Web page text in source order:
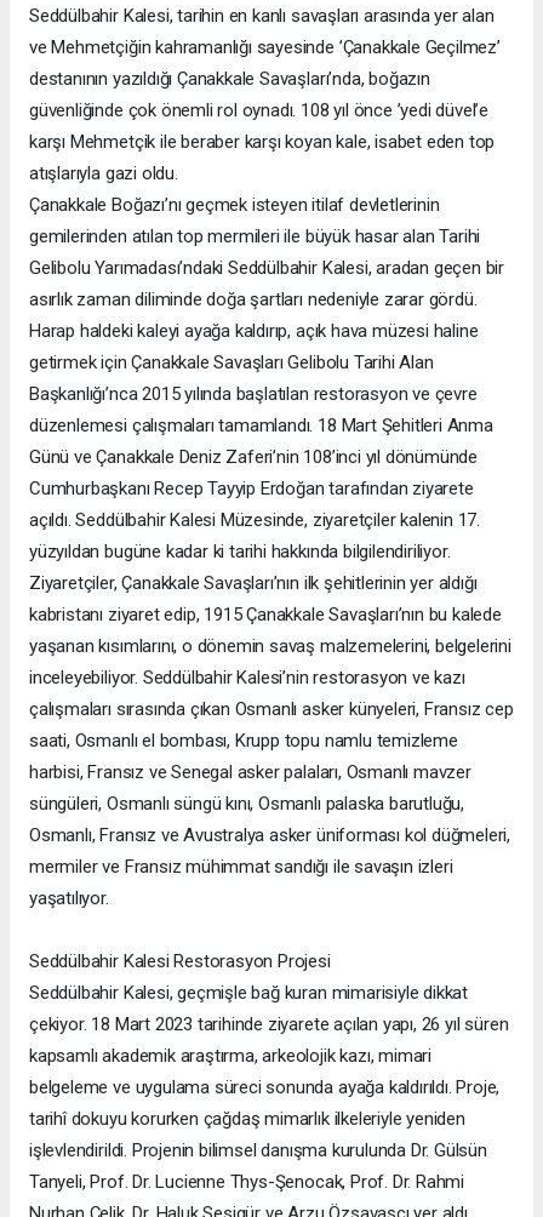
Seddülbahir Kalesi, tarihin en kanlı savaşları arasında yer alan
ve Mehmetçiğin kahramanlığı sayesinde ’Çanakkale Geçilmez’
destanının yazıldığı Çanakkale Savaşları’nda, boğazın
güvenliğinde çok önemli rol oynadı. 108 yıl önce ’yedi düvel’e
karşı Mehmetçik ile beraber karşı koyan kale, isabet eden top
atışlarıyla gazi oldu.
Çanakkale Boğazı’nı geçmek isteyen itilaf devletlerinin
gemilerinden atılan top mermileri ile büyük hasar alan Tarihi
Gelibolu Yarımadası’ndaki Seddülbahir Kalesi, aradan geçen bir
asırlık zaman diliminde doğa şartları nedeniyle zarar gördü.
Harap haldeki kaleyi ayağa kaldırıp, açık hava müzesi haline
getirmek için Çanakkale Savaşları Gelibolu Tarihi Alan
Başkanlığı’nca 2015 yılında başlatılan restorasyon ve çevre
düzenlemesi çalışmaları tamamlandı. 18 Mart Şehitleri Anma
Günü ve Çanakkale Deniz Zaferi’nin 108’inci yıl dönümünde
Cumhurbaşkanı Recep Tayyip Erdoğan tarafından ziyarete
açıldı. Seddülbahir Kalesi Müzesinde, ziyaretçiler kalenin 17.
yüzyıldan bugüne kadar ki tarihi hakkında bilgilendiriliyor.
Ziyaretçiler, Çanakkale Savaşları’nın ilk şehitlerinin yer aldığı
kabristanı ziyaret edip, 1915 Çanakkale Savaşları’nın bu kalede
yaşanan kısımlarını, o dönemin savaş malzemelerini, belgelerini
inceleyebiliyor. Seddülbahir Kalesi’nin restorasyon ve kazı
çalışmaları sırasında çıkan Osmanlı asker künyeleri, Fransız cep
saati, Osmanlı el bombası, Krupp topu namlu temizleme
harbisi, Fransız ve Senegal asker palaları, Osmanlı mavzer
süngüleri, Osmanlı süngü kını, Osmanlı palaska barutluğu,
Osmanlı, Fransız ve Avustralya asker üniforması kol düğmeleri,
mermiler ve Fransız mühimmat sandığı ile savaşın izleri
yaşatılıyor.
Seddülbahir Kalesi Restorasyon Projesi
Seddülbahir Kalesi, geçmişle bağ kuran mimarisiyle dikkat
çekiyor. 18 Mart 2023 tarihinde ziyarete açılan yapı, 26 yıl süren
kapsamlı akademik araştırma, arkeolojik kazı, mimari
belgeleme ve uygulama süreci sonunda ayağa kaldırıldı. Proje,
tarihî dokuyu korurken çağdaş mimarlık ilkeleriyle yeniden
işlevlendirildi. Projenin bilimsel danışma kurulunda Dr. Gülsün
Tanyeli, Prof. Dr. Lucienne Thys-Şenocak, Prof. Dr. Rahmi